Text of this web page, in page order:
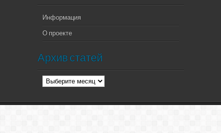
Информация
О проекте
Архив статей
Архив
статей